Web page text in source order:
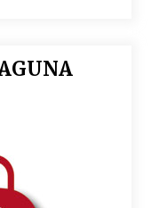
eta Ringo Starr-en